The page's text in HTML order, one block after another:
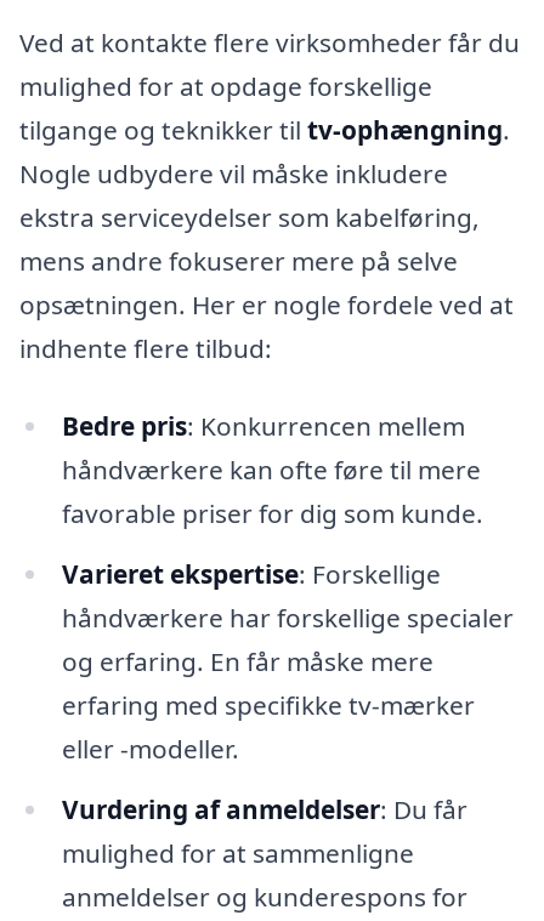
Ved at kontakte flere virksomheder får du
mulighed for at opdage forskellige
tilgange og teknikker til tv-ophængning.
Nogle udbydere vil måske inkludere
ekstra serviceydelser som kabelføring,
mens andre fokuserer mere på selve
opsætningen. Her er nogle fordele ved at
indhente flere tilbud:
Bedre pris: Konkurrencen mellem
håndværkere kan ofte føre til mere
favorable priser for dig som kunde.
Varieret ekspertise: Forskellige
håndværkere har forskellige specialer
og erfaring. En får måske mere
erfaring med specifikke tv-mærker
eller -modeller.
Vurdering af anmeldelser: Du får
mulighed for at sammenligne
anmeldelser og kunderespons for